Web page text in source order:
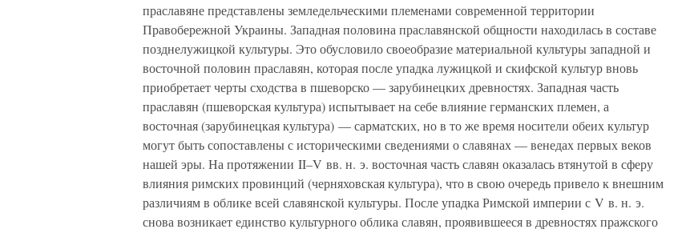
праславяне представлены земледельческими племенами современной территории
Правобережной Украины. Западная половина праславянской общности находилась в составе
позднелужицкой культуры. Это обусловило своеобразие материальной культуры западной и
восточной половин праславян, которая после упадка лужицкой и скифской культур вновь
приобретает черты сходства в пшеворско — зарубинецких древностях. Западная часть
праславян (пшеворская культура) испытывает на себе влияние германских племен, а
восточная (зарубинецкая культура) — сарматских, но в то же время носители обеих культур
могут быть сопоставлены с историческими сведениями о славянах — венедах первых веков
нашей эры. На протяжении II–V вв. н. э. восточная часть славян оказалась втянутой в сферу
влияния римских провинций (черняховская культура), что в свою очередь привело к внешним
различиям в облике всей славянской культуры. После упадка Римской империи с V в. н. э.
снова возникает единство культурного облика славян, проявившееся в древностях пражского